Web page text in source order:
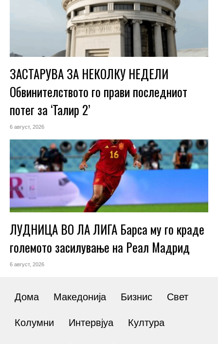
ЗАСТАРУВА ЗА НЕКОЛКУ НЕДЕЛИ
Обвинителството го прави последниот
потег за ‘Талир 2’
6 август, 2026
ЛУДНИЦА ВО ЛА ЛИГА Барса му го краде
големото засилување на Реал Мадрид
6 август, 2026
Дома Македонија Бизнис Свет
Колумни Интервјуа Култура